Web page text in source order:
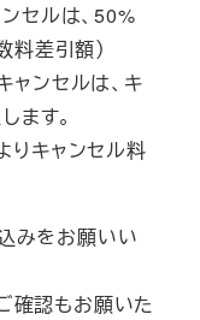
セルは、50%
料差引額）
ンセルは、キ
ます。
りキャンセル料
みをお願いい
確認もお願いた